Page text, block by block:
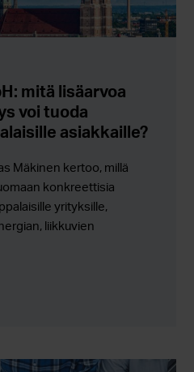
mitä lisäarvoa
voi tuoda
asiakkaille?
Mäkinen kertoo, millä
konkreettisia
yrityksille,
liikkuvien